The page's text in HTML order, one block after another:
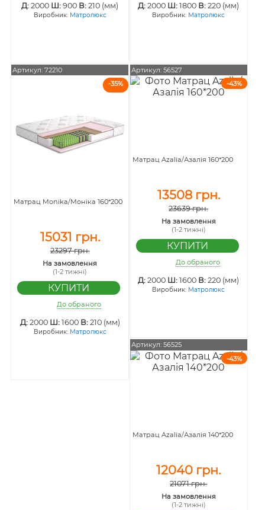
Д:2000 Ш:900 В:210 (мм)
Виробник: Матролюкс
Д:2000 Ш:1800 В:220 (мм)
Виробник: Матролюкс
Артикул: 72210
-35%
Матрац Monika/Моніка 160*200
15031 грн.
23297 грн.
На замовлення
(1-2 тижні)
До обраного
Д: 2000Ш: 1600В: 210 (мм)
Виробник: Матролюкс
Артикул: 56527
-43%
Матрац Azalia/Азалія 160*200
13508 грн.
23639 грн.
На замовлення
(1-2 тижні)
До обраного
Д:2000 Ш:1600 В:220 (мм)
Виробник: Матролюкс
Артикул: 56525
-43%
Матрац Azalia/Азалія 140*200
12040 грн.
21071 грн.
На замовлення
(1-2 тижні)